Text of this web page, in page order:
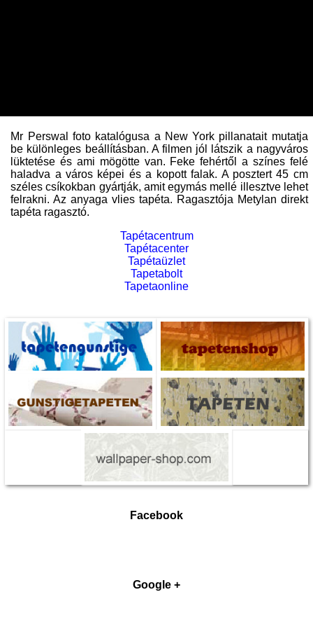
Mr Perswal foto katalógusa a New York pillanatait mutatja
be különleges beállításban. A filmen jól látszik a nagyváros
lüktetése és ami mögötte van. Feke fehértől a színes felé
haladva a város képei és a kopott falak. A posztert 45 cm
széles csíkokban gyártják, amit egymás mellé illesztve lehet
felrakni. Az anyaga vlies tapéta. Ragasztója Metylan direkt
tapéta ragasztó.
Tapétacentrum
Tapétacenter
Tapétaüzlet
Tapetabolt
Tapetaonline
Facebook
Google +